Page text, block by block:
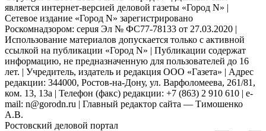
является интернет-версией деловой газеты «Город N» |
Сетевое издание «Город N» зарегистрировано
Роскомнадзором: серuя Эл № ФС77-78133 от 27.03.2020 |
Использование материалов допускается только с активной
ссылкой на публикации «Город N» | Публикации содержат
информацию, не предназначенную для пользователей до 16
лет. | Учредитель, издатель и редакция ООО «Газета» | Адрес
редакции: 344000, Ростов-на-Дону, ул. Варфоломеева, 261/81,
ком. 13, 13а | Телефон (факс) редакции: +7 (863) 2 910 610 | e-
mail: n@gorodn.ru | Главный редактор сайта — Тимошенко
А.В.
Ростовский деловой портал